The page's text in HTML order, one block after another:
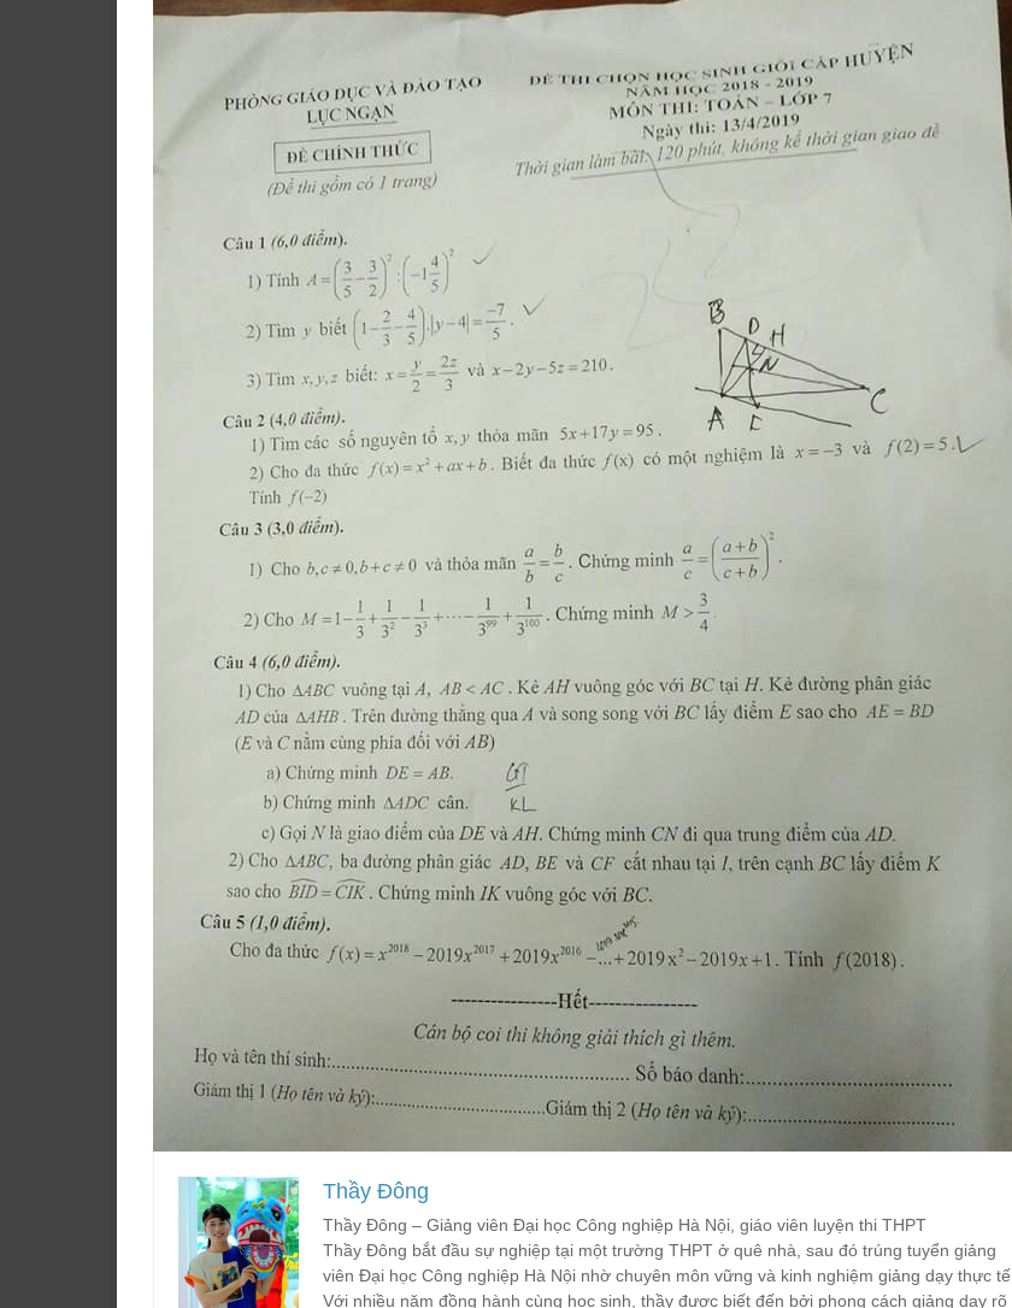
Thầy Đông
Thầy Đông – Giảng viên Đại học Công nghiệp Hà Nội, giáo viên luyện thi THPT
Thầy Đông bắt đầu sự nghiệp tại một trường THPT ở quê nhà, sau đó trúng tuyển giảng
viên Đại học Công nghiệp Hà Nội nhờ chuyên môn vững và kinh nghiệm giảng dạy thực tế.
Với nhiều năm đồng hành cùng học sinh, thầy được biết đến bởi phong cách giảng dạy rõ